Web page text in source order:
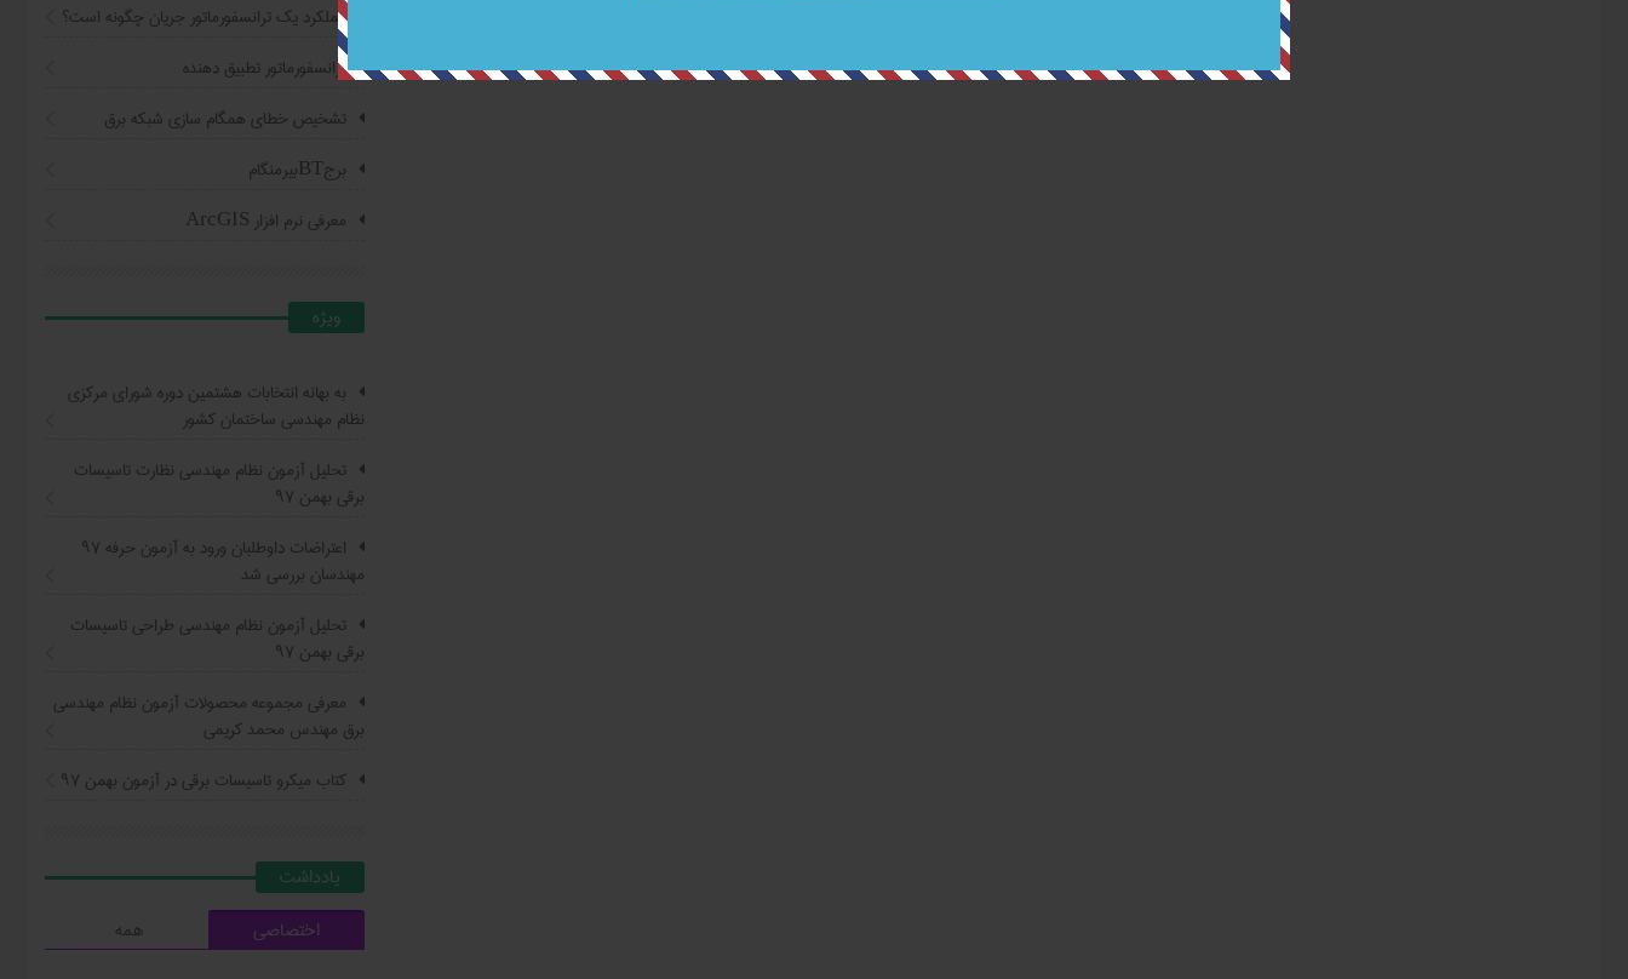
عملکرد یک ترانسفورماتور جریان چگونه است؟
ترانسفورماتور تطبیق دهنده
تشخیص خطای همگام سازی شبکه برق
برجBTبیرمنگام
معرفی نرم افزار ArcGIS
ويژه
به بهانه انتخابات هشتمین دوره شورای مرکزی
نظام مهندسی ساختمان کشور
تحلیل آزمون نظام مهندسی نظارت تاسیسات
برقی بهمن ۹۷
اعتراضات داوطلبان ورود به آزمون حرفه ٩٧
مهندسان بررسی شد
تحلیل آزمون نظام مهندسی طراحی تاسیسات
برقی بهمن ۹۷
معرفی مجموعه محصولات آزمون نظام مهندسی
برق مهندس محمد کریمی
کتاب ميکرو تاسيسات برقي در آزمون بهمن ۹۷
يادداشت
اختصاصی
همه